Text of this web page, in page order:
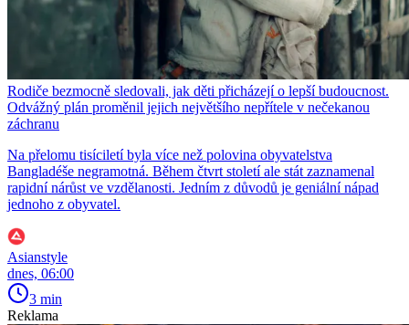
Rodiče bezmocně sledovali, jak děti přicházejí o lepší budoucnost.
Odvážný plán proměnil jejich největšího nepřítele v nečekanou
záchranu
Na přelomu tisíciletí byla více než polovina obyvatelstva
Bangladéše negramotná. Během čtvrt století ale stát zaznamenal
rapidní nárůst ve vzdělanosti. Jedním z důvodů je geniální nápad
jednoho z obyvatel.
Asianstyle
dnes, 06:00
3 min
Reklama